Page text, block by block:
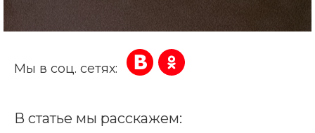
Мы в соц. сетях:
В статье мы расскажем: